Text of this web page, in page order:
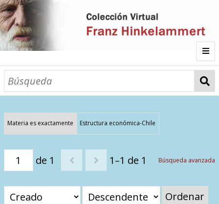
Inicio
Galería
Listado por
Categorías
Todos los documentos
Materias
Sitios de Interés
Fichas
Materia es exactamente Estructura económica-Chile
de 1 1–1 de 1 Búsqueda avanzada
Ordenar